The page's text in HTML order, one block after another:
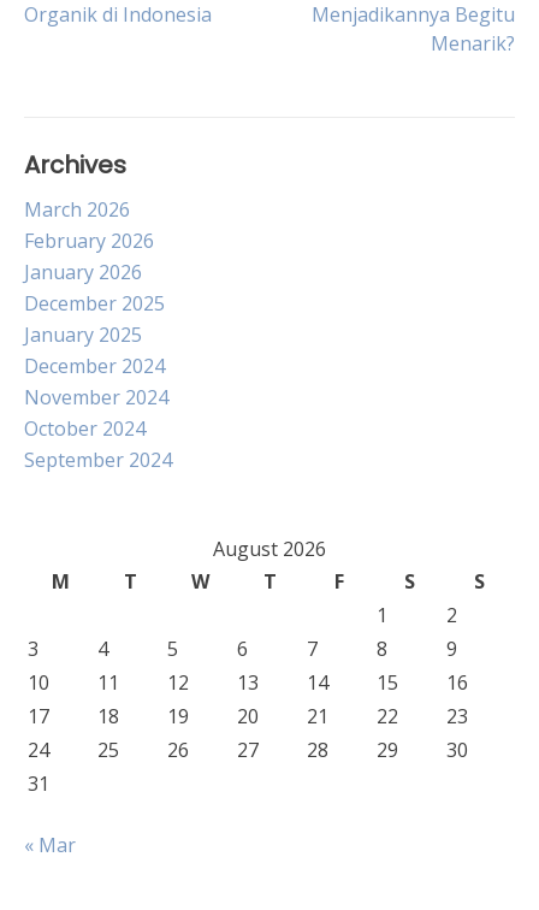
navigation
Organik di Indonesia
Menjadikannya Begitu
Menarik?
Archives
March 2026
February 2026
January 2026
December 2025
January 2025
December 2024
November 2024
October 2024
September 2024
August 2026
M
T W T F S
S
1
2
3
4 5 6 7 8
9
10
11 12 13 14 15
16
17
18 19 20 21 22
23
24
25 26 27 28 29
30
31
« Mar